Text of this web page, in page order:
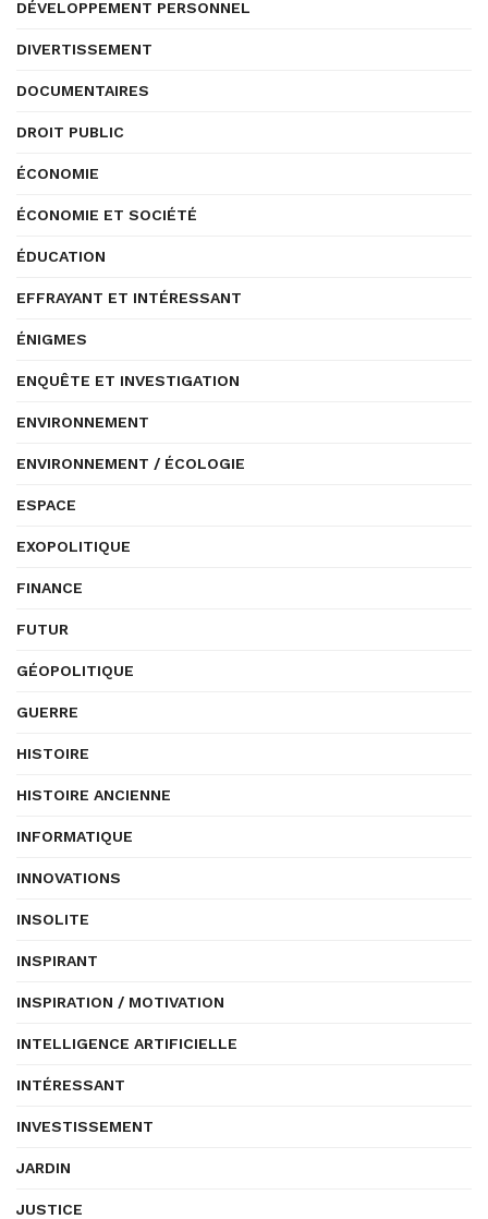
DÉVELOPPEMENT PERSONNEL
DIVERTISSEMENT
DOCUMENTAIRES
DROIT PUBLIC
ÉCONOMIE
ÉCONOMIE ET SOCIÉTÉ
ÉDUCATION
EFFRAYANT ET INTÉRESSANT
ÉNIGMES
ENQUÊTE ET INVESTIGATION
ENVIRONNEMENT
ENVIRONNEMENT / ÉCOLOGIE
ESPACE
EXOPOLITIQUE
FINANCE
FUTUR
GÉOPOLITIQUE
GUERRE
HISTOIRE
HISTOIRE ANCIENNE
INFORMATIQUE
INNOVATIONS
INSOLITE
INSPIRANT
INSPIRATION / MOTIVATION
INTELLIGENCE ARTIFICIELLE
INTÉRESSANT
INVESTISSEMENT
JARDIN
JUSTICE